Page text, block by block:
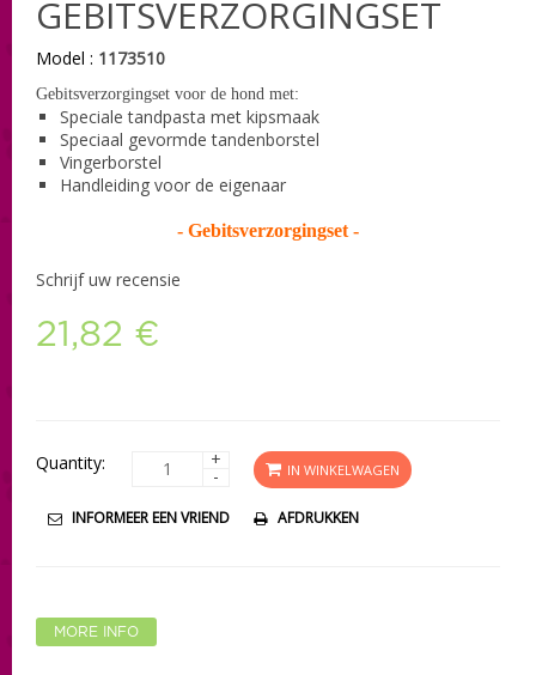
GEBITSVERZORGINGSET
Model : 1173510
Gebitsverzorgingset voor de hond met:
Speciale tandpasta met kipsmaak
Speciaal gevormde tandenborstel
Vingerborstel
Handleiding voor de eigenaar
- Gebitsverzorgingset -
Schrijf uw recensie
21,82 €
Quantity: +
- IN WINKELWAGEN
INFORMEER EEN VRIEND AFDRUKKEN
MORE INFO